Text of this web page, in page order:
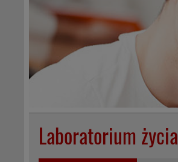
Laboratorium życia